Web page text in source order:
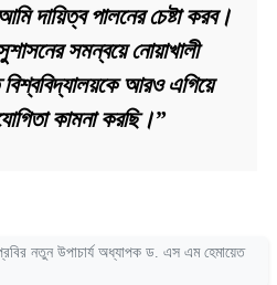
দায়িত্ব পালনের চেষ্টা করব।
সমন্বয়ে নোয়াখালী
বিশ্ববিদ্যালয়কে আরও এগিয়ে
কামনা করছি।”
নতুন উপাচার্য অধ্যাপক ড. এস এম হেমায়েত